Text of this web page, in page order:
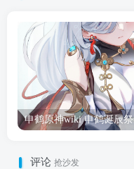
申鹤原神wiki 申鹤诞辰祭
评论 抢沙发